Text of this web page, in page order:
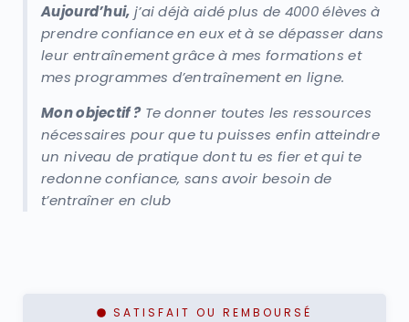
Aujourd’hui, j’ai déjà aidé plus de 4000 élèves à
prendre confiance en eux et à se dépasser dans
leur entraînement grâce à mes formations et
mes programmes d’entraînement en ligne.
Mon objectif ?Te donner toutes les ressources
nécessaires pour que tu puisses enfin atteindre
un niveau de pratique dont tu es fier et qui te
redonne confiance, sans avoir besoin de
t’entraîner en club
SATISFAIT OU REMBOURSÉ